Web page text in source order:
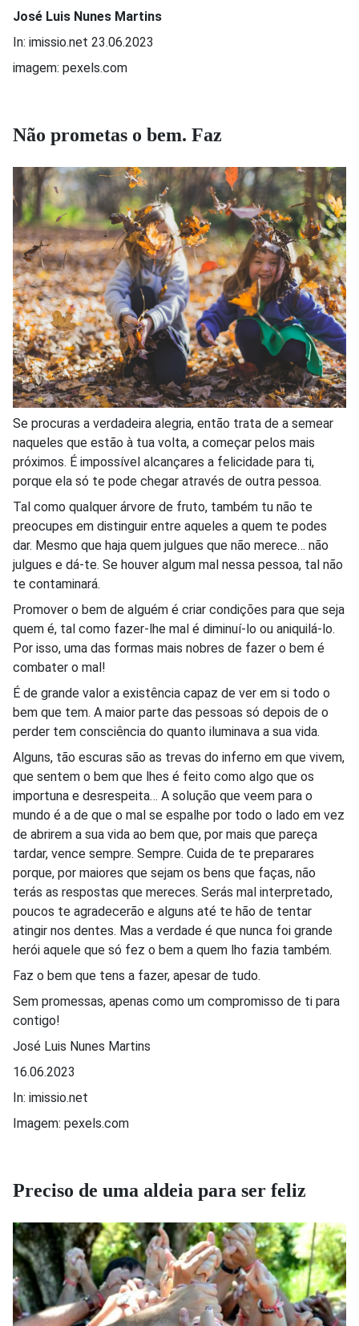
José Luis Nunes Martins
In: imissio.net 23.06.2023
imagem: pexels.com
Não prometas o bem. Faz
Se procuras a verdadeira alegria, então trata de a semear
naqueles que estão à tua volta, a começar pelos mais
próximos. É impossível alcançares a felicidade para ti,
porque ela só te pode chegar através de outra pessoa.
Tal como qualquer árvore de fruto, também tu não te
preocupes em distinguir entre aqueles a quem te podes
dar. Mesmo que haja quem julgues que não merece… não
julgues e dá-te. Se houver algum mal nessa pessoa, tal não
te contaminará.
Promover o bem de alguém é criar condições para que seja
quem é, tal como fazer-lhe mal é diminuí-lo ou aniquilá-lo.
Por isso, uma das formas mais nobres de fazer o bem é
combater o mal!
É de grande valor a existência capaz de ver em si todo o
bem que tem. A maior parte das pessoas só depois de o
perder tem consciência do quanto iluminava a sua vida.
Alguns, tão escuras são as trevas do inferno em que vivem,
que sentem o bem que lhes é feito como algo que os
importuna e desrespeita… A solução que veem para o
mundo é a de que o mal se espalhe por todo o lado em vez
de abrirem a sua vida ao bem que, por mais que pareça
tardar, vence sempre. Sempre. Cuida de te preparares
porque, por maiores que sejam os bens que faças, não
terás as respostas que mereces. Serás mal interpretado,
poucos te agradecerão e alguns até te hão de tentar
atingir nos dentes. Mas a verdade é que nunca foi grande
herói aquele que só fez o bem a quem lho fazia também.
Faz o bem que tens a fazer, apesar de tudo.
Sem promessas, apenas como um compromisso de ti para
contigo!
José Luis Nunes Martins
16.06.2023
In: imissio.net
Imagem: pexels.com
Preciso de uma aldeia para ser feliz